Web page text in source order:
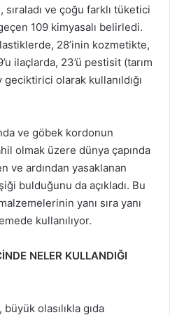
ve çoğu farklı tüketici
109 kimyasalı belirledi.
28’inin kozmetikte,
ilaçlarda, 23’ü pestisit (tarım
olarak kullanıldığı
ve göbek kordonun
olmak üzere dünya çapında
ve ardından yasaklanan
bulduğunu da açıkladı. Bu
yanı sıra yanı
kullanılıyor.
NELER KULLANDIĞI
olasılıkla gıda